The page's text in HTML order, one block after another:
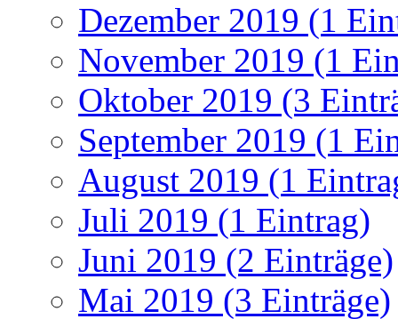
Dezember 2019 (1
November 2019 (1
Oktober 2019 (3
September 2019 (1
August 2019 (1
Juli 2019 (1 Eintrag)
Juni 2019 (2 Einträge)
Mai 2019 (3 Einträge)